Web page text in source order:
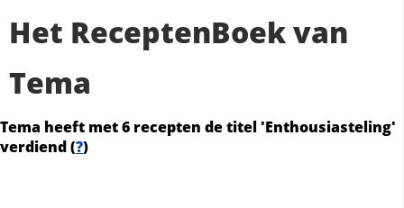
Het ReceptenBoek van
Tema
Tema heeft met 6 recepten de titel 'Enthousiasteling'
verdiend (?)